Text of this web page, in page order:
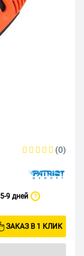
(0)
5-9 дней ?
ЗАКАЗ В 1 КЛИК